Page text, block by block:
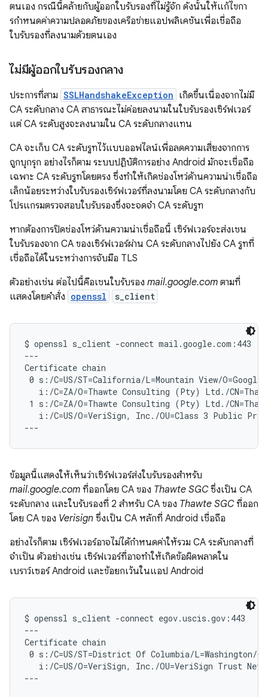
ตนเอง กรณีนี้คล้ายกับผู้ออกใบรับรองที่ไม่รู้จัก ดังนั้นให้แก้ไขกา
รกําหนดค่าความปลอดภัยของเครือข่ายแอปพลิเคชันเพื่อเชื่อถือ
ใบรับรองที่ลงนามด้วยตนเอง
ไม่มีผู้ออกใบรับรองกลาง
ประการที่สาม SSLHandshakeException เกิดขึ้นเนื่องจากไม่มี
CA ระดับกลาง CA สาธารณะไม่ค่อยลงนามในใบรับรองเซิร์ฟเวอร์
แต่ CA ระดับสูงจะลงนามใน CA ระดับกลางแทน
CA จะเก็บ CA ระดับรูทไว้แบบออฟไลน์เพื่อลดความเสี่ยงจากการ
ถูกบุกรุก อย่างไรก็ตาม ระบบปฏิบัติการอย่าง Android มักจะเชื่อถือ
เฉพาะ CA ระดับรูทโดยตรง ซึ่งทำให้เกิดช่องโหว่ด้านความน่าเชื่อถือ
เล็กน้อยระหว่างใบรับรองเซิร์ฟเวอร์ที่ลงนามโดย CA ระดับกลางกับ
โปรแกรมตรวจสอบใบรับรองซึ่งจะจดจำ CA ระดับรูท
หากต้องการปิดช่องโหว่ด้านความน่าเชื่อถือนี้ เซิร์ฟเวอร์จะส่งเชน
ใบรับรองจาก CA ของเซิร์ฟเวอร์ผ่าน CA ระดับกลางไปยัง CA รูทที่
เชื่อถือได้ในระหว่างการจับมือ TLS
ตัวอย่างเช่น ต่อไปนี้คือเชนใบรับรอง mail.google.com ตามที่
แสดงโดยคำสั่ง openssl s_client
$ openssl s_client -connect mail.google.com:443
---
Certificate chain
0 s:/C=US/ST=California/L=Mountain View/O=Google
i:/C=ZA/O=Thawte Consulting (Pty) Ltd./
1 s:/C=ZA/O=Thawte Consulting (Pty) Ltd./
i:/C=US/O=VeriSign, Inc./OU=Class 3 Public
ข้อมูลนี้แสดงให้เห็นว่าเซิร์ฟเวอร์ส่งใบรับรองสำหรับ
mail.google.com ที่ออกโดย CA ของ Thawte SGCซึ่งเป็น CA
ระดับกลาง และใบรับรองที่ 2 สำหรับ CA ของ Thawte SGCที่ออก
โดย CA ของ Verisign ซึ่งเป็น CA หลักที่ Android เชื่อถือ
อย่างไรก็ตาม เซิร์ฟเวอร์อาจไม่ได้กําหนดค่าให้รวม CA ระดับกลางที่
จําเป็น ตัวอย่างเช่น เซิร์ฟเวอร์ที่อาจทำให้เกิดข้อผิดพลาดใน
เบราว์เซอร์ Android และข้อยกเว้นในแอป Android
$ openssl s_client -connect egov.uscis.gov:443
---
Certificate chain
0 s:/C=US/ST=District Of Columbia/L=Washington/
i:/C=US/O=VeriSign, Inc./OU=VeriSign Trust